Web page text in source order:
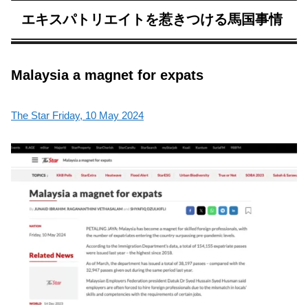
エキスパトリエイトを惹きつける馬国事情
Malaysia a magnet for expats
The Star Friday, 10 May 2024